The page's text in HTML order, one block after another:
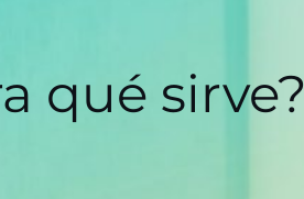
qué sirve?